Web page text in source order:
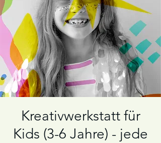
Kreativwerkstatt für
Kids (3-6 Jahre) - jede